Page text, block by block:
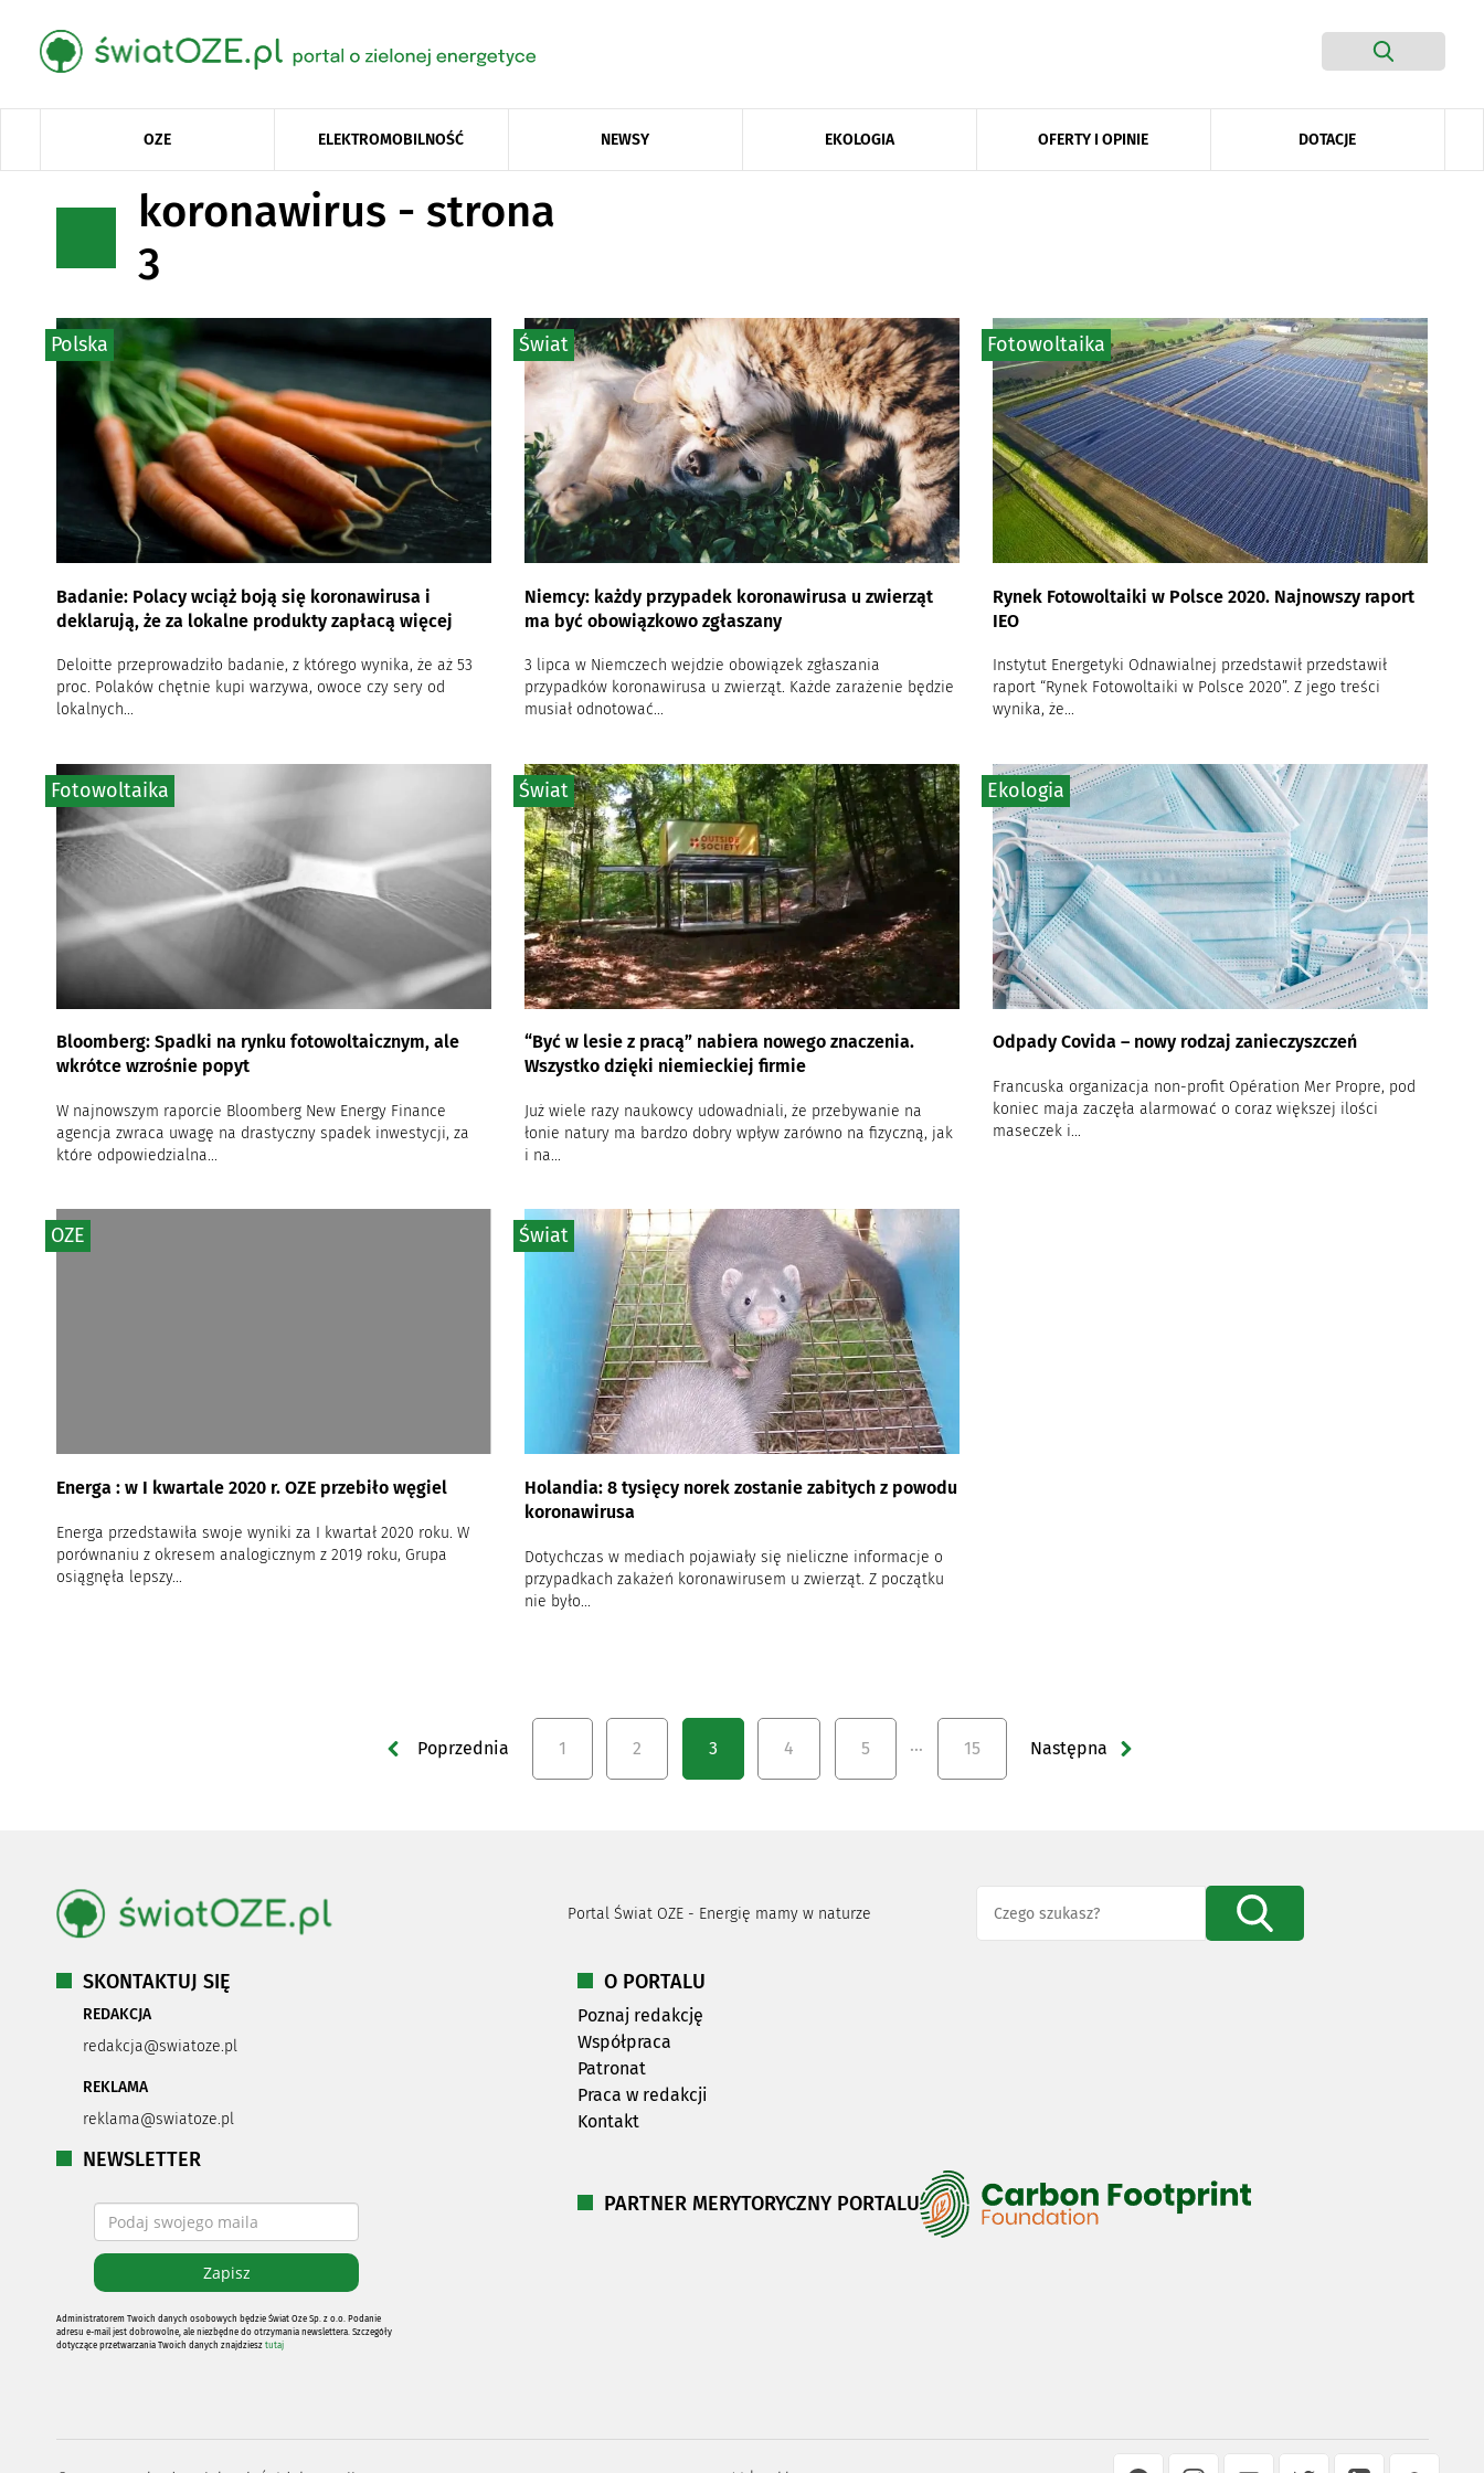
OZE ELEKTROMOBILNOŚĆ NEWSY EKOLOGIA OFERTY I OPINIE DOTACJE
koronawirus - strona
3
Badanie: Polacy wciąż boją się koronawirusa i
deklarują, że za lokalne produkty zapłacą więcej
Deloitte przeprowadziło badanie, z którego wynika, że aż 53
proc. Polaków chętnie kupi warzywa, owoce czy sery od
lokalnych...
Polska
Niemcy: każdy przypadek koronawirusa u zwierząt
ma być obowiązkowo zgłaszany
3 lipca w Niemczech wejdzie obowiązek zgłaszania
przypadków koronawirusa u zwierząt. Każde zarażenie będzie
musiał odnotować...
Świat
Rynek Fotowoltaiki w Polsce 2020. Najnowszy raport
IEO
Instytut Energetyki Odnawialnej przedstawił przedstawił
raport “Rynek Fotowoltaiki w Polsce 2020”. Z jego treści
wynika, że...
Fotowoltaika
Bloomberg: Spadki na rynku fotowoltaicznym, ale
wkrótce wzrośnie popyt
W najnowszym raporcie Bloomberg New Energy Finance
agencja zwraca uwagę na drastyczny spadek inwestycji, za
które odpowiedzialna...
Fotowoltaika
“Być w lesie z pracą” nabiera nowego znaczenia.
Wszystko dzięki niemieckiej firmie
Już wiele razy naukowcy udowadniali, że przebywanie na
łonie natury ma bardzo dobry wpływ zarówno na fizyczną, jak
i na...
Świat
Odpady Covida – nowy rodzaj zanieczyszczeń
Francuska organizacja non-profit Opération Mer Propre, pod
koniec maja zaczęła alarmować o coraz większej ilości
maseczek i...
Ekologia
Energa : w I kwartale 2020 r. OZE przebiło węgiel
Energa przedstawiła swoje wyniki za I kwartał 2020 roku. W
porównaniu z okresem analogicznym z 2019 roku, Grupa
osiągnęła lepszy...
OZE
Holandia: 8 tysięcy norek zostanie zabitych z powodu
koronawirusa
Dotychczas w mediach pojawiały się nieliczne informacje o
przypadkach zakażeń koronawirusem u zwierząt. Z początku
nie było...
Świat
Poprzednia 1 2 3 4 5 … 15 Następna
Portal Świat OZE - Energię mamy w naturze
SKONTAKTUJ SIĘ
REDAKCJA
redakcja@swiatoze.pl
REKLAMA
reklama@swiatoze.pl
NEWSLETTER
Administratorem Twoich danych osobowych będzie Świat Oze Sp. z o.o. Podanie
adresu e-mail jest dobrowolne, ale niezbędne do otrzymania newslettera. Szczegóły
dotyczące przetwarzania Twoich danych znajdziesz tutaj
O PORTALU
Poznaj redakcję
Współpraca
Patronat
Praca w redakcji
Kontakt
PARTNER MERYTORYCZNY PORTALU